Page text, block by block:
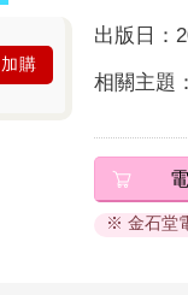
加購
出版日：
相關主題
※ 金石堂